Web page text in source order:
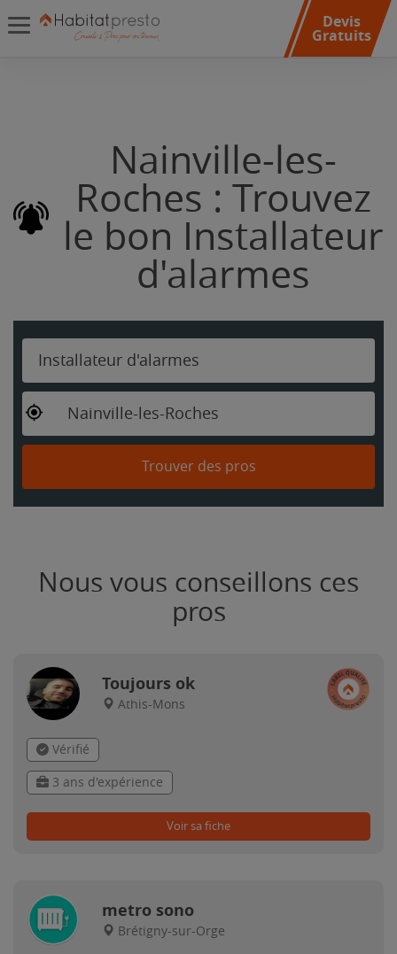
Devis
Gratuits
Nainville-les-
Roches : Trouvez
le bon Installateur
d'alarmes
Installateur d'alarmes
Nainville-les-Roches
Trouver des pros
Nous vous conseillons ces
pros
Toujours ok
Athis-Mons
Vérifié
3 ans d'expérience
Voir sa fiche
metro sono
Brétigny-sur-Orge